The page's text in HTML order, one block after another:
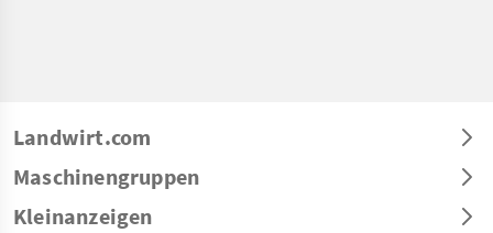
Landwirt.com
Maschinengruppen
Kleinanzeigen